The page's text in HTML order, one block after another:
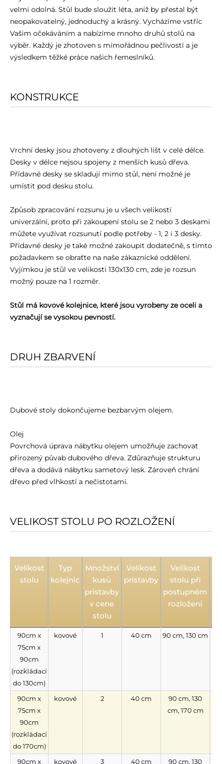
velmi odolná. Stůl bude sloužit léta, aniž by přestal být
neopakovatelný, jednoduchý a krásný. Vycházíme vstříc
Vašim očekáváním a nabízíme mnoho druhů stolů na
výběr. Každý je zhotoven s mimořádnou pečlivostí a je
výsledkem těžké práce našich řemeslníků.
KONSTRUKCE
Vrchní desky jsou zhotoveny z dlouhých lišt v celé délce.
Desky v délce nejsou spojeny z menších kusů dřeva.
Přídavné desky se skladují mimo stůl, není možné je
umístit pod desku stolu.
Způsob zpracování rozsunu je u všech velikostí
univerzální, proto při zakoupení stolu se 2 nebo 3 deskami
můžete využívat rozsunutí podle potřeby - 1, 2 i 3 desky.
Přídavné desky je také možné zakoupit dodatečně, s tímto
požadavkem se obraťte na naše zákaznícké oddělení.
Vyjímkou je stůl ve velikosti 130x130 cm, zde je rozsun
možný pouze na 1 rozměr.
Stůl má kovové kolejnice, které jsou vyrobeny ze oceli a
vyznačují se vysokou pevností.
DRUH ZBARVENÍ
Dubové stoly dokončujeme bezbarvým olejem.
Olej
Povrchová úprava nábytku olejem umožňuje zachovat
přirozený půvab dubového dřeva. Zdůrazňuje strukturu
dřeva a dodává nábytku sametový lesk. Zároveň chrání
dřevo před vlhkostí a nečistotami.
VELIKOST STOLU PO ROZLOŽENÍ
Velikost
stolu
Typ
kolejnic
Množství
kusů
pristavby
v cene
stolu
Velikost
pristavby
Velikost
stolu při
postupném
rozložení
90cm x
75cm x
90cm
(rozkládací
do 130cm)
kovové 1 40 cm 90 cm, 130 cm
90cm x
75cm x
90cm
(rozkládací
do 170cm)
kovové 2 40 cm
90 cm, 130
cm, 170 cm
90cm x
kovové 3 40 cm
90 cm, 130